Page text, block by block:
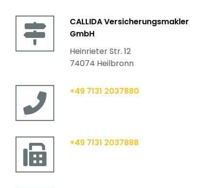
CALLIDA Versicherungsmakler
GmbH
Heinrieter Str. 12
74074 Heilbronn
+49 7131 2037880
+49 7131 2037888